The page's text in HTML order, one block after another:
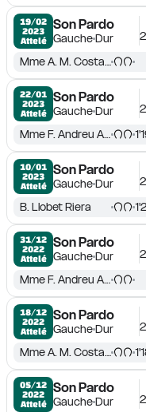
19/02
2023
Attelé
Son Pardo
GaucheDur
Mme A. M. Costa Prieto
22/01
2023
Attelé
Son Pardo
GaucheDur
Mme F. Andreu Adrover
10/01
2023
Attelé
Son Pardo
GaucheDur
B. Llobet Riera
31/12
2022
Attelé
Son Pardo
GaucheDur
Mme F. Andreu Adrover
18/12
2022
Attelé
Son Pardo
GaucheDur
Mme A. M. Costa Prieto
05/12
2022
Attelé
Son Pardo
GaucheDur